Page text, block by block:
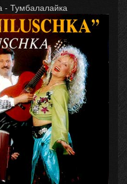
- Тумбалалайка